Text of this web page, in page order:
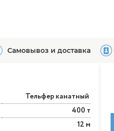
Самовывоз и доставка
Тельфер канатный
400 т
12 м